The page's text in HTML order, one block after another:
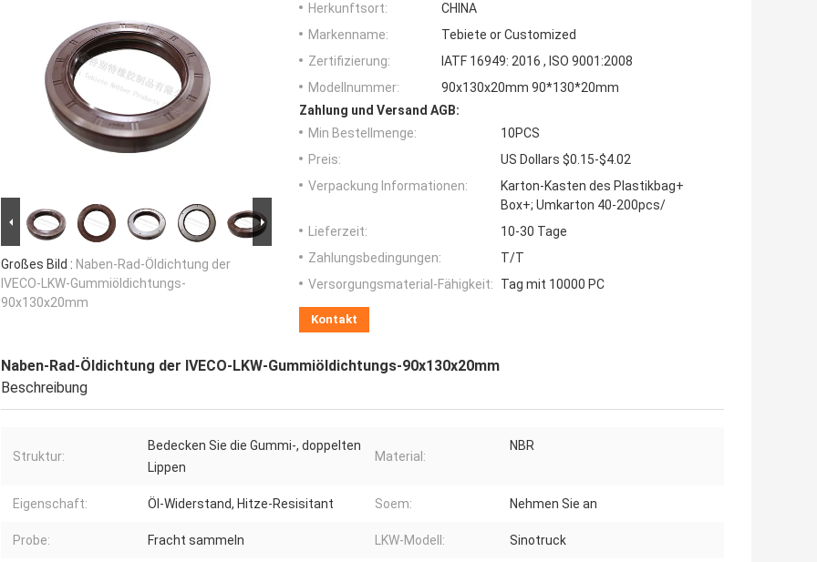
Großes Bild : Naben-Rad-Öldichtung der
IVECO-LKW-Gummiöldichtungs-
90x130x20mm
Herkunftsort:
CHINA
Markenname:
Tebiete or Customized
Zertifizierung:
IATF 16949: 2016 , ISO 9001:2008
Modellnummer:
90x130x20mm 90*130*20mm
Zahlung und Versand AGB:
Min Bestellmenge:
10PCS
Preis:
US Dollars $0.15-$4.02
Verpackung Informationen:
Karton-Kasten des Plastikbag+
Box+; Umkarton 40-200pcs/
Lieferzeit:
10-30 Tage
Zahlungsbedingungen:
T/T
Versorgungsmaterial-Fähigkeit:
Tag mit 10000 PC
Kontakt
Naben-Rad-Öldichtung der IVECO-LKW-Gummiöldichtungs-90x130x20mm
Beschreibung
Struktur:
Bedecken Sie die Gummi-, doppelten
Lippen
Material:
NBR
Eigenschaft: Öl-Widerstand, Hitze-Resisitant Soem: Nehmen Sie an
Probe: Fracht sammeln LKW-Modell: Sinotruck